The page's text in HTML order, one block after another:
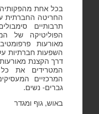
בכל אחת
החריטה החברתית
תרבותיים
הפוליטיקה של
מאורעות
השפעות חברתיות
דרך הקצנת מאורעות
המטרידים את
המרכזיים
גברים- נשים.
באוש, גוף ומגדר